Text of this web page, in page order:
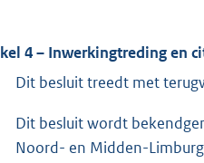
4 – Inwerkingtreding en
Dit besluit treedt met
Dit besluit wordt
Noord- en Midden-